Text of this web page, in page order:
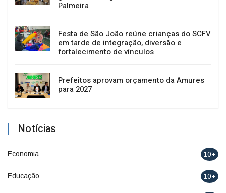
Palmeira
Festa de São João reúne crianças do SCFV
em tarde de integração, diversão e
fortalecimento de vínculos
Prefeitos aprovam orçamento da Amures
para 2027
Notícias
Economia 10+
Educação 10+